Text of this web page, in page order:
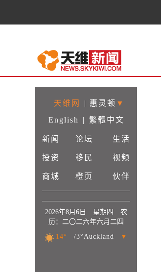
天维网 | 惠灵顿 ▼
English
| 繁體中文
新闻 论坛 生活
投资 移民 视频
商城 橙页 伙伴
2026年8月6日 星期四 农
历：二〇二六年六月二四
14°
/3°Auckland ▼